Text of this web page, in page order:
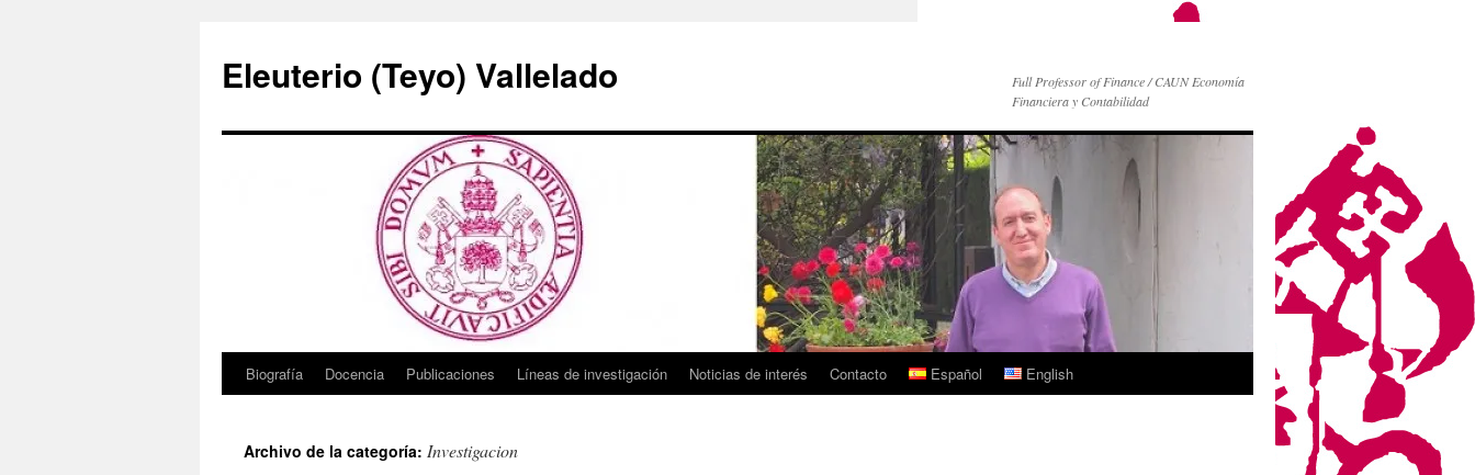
contenido
Eleuterio (Teyo) Vallelado
Full Professor of Finance / CAUN Economía
Financiera y Contabilidad
Biografía Docencia Publicaciones Líneas de investigación Noticias de interés Contacto Español English
Archivo de la categoría: Investigacion